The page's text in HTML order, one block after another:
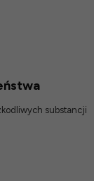
substancji